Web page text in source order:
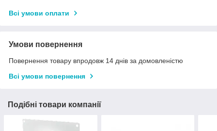
Всі умови оплати
Умови повернення
Повернення товару впродовж 14 днів за домовленістю
Всі умови повернення
Подібні товари компанії